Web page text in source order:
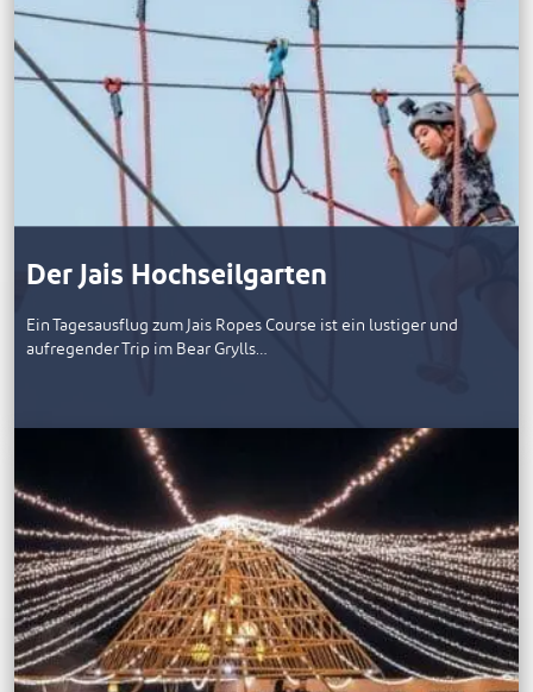
Der Jais Hochseilgarten
Ein Tagesausflug zum Jais Ropes Course ist ein lustiger und
aufregender Trip im Bear Grylls…